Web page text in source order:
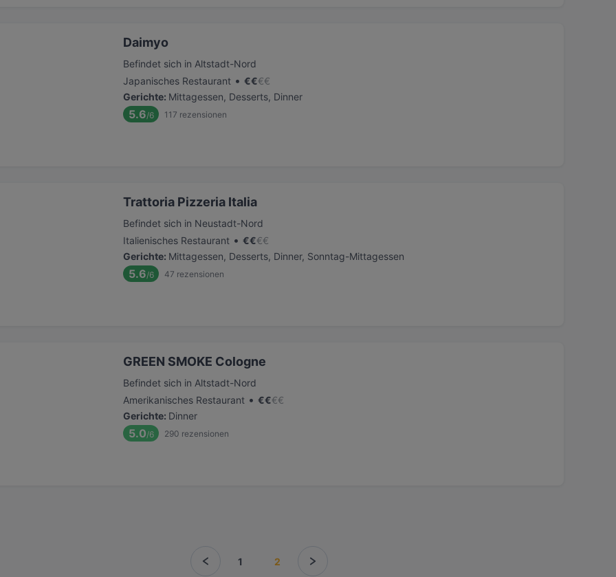
Daimyo
Befindet sich in Altstadt-Nord
Japanisches Restaurant • €€€€
Gerichte: Mittagessen, Desserts, Dinner
5.6/6 117 rezensionen
Trattoria Pizzeria Italia
Befindet sich in Neustadt-Nord
Italienisches Restaurant • €€€€
Gerichte: Mittagessen, Desserts, Dinner, Sonntag-Mittagessen
5.6/6 47 rezensionen
GREEN SMOKE Cologne
Befindet sich in Altstadt-Nord
Amerikanisches Restaurant • €€€€
Gerichte: Dinner
5.0/6 290 rezensionen
1 2